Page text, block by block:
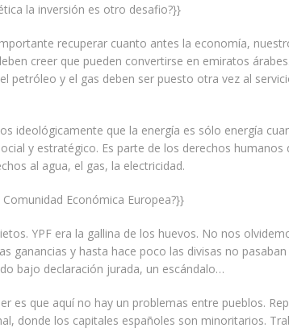
la inversión es otro desafio?}}
recuperar cuanto antes la economía,
creer que pueden convertirse en emiratos
petróleo y el gas deben ser puesto otra vez al
ideológicamente que la energía es sólo energía
y estratégico. Es parte de los derechos humanos
al agua, el gas, la electricidad.
Económica Europea?}}
YPF era la gallina de los huevos. No nos
ganancias y hasta hace poco las divisas no
bajo declaración jurada, un escándalo…
es que aquí no hay un problemas entre pueblos.
donde los capitales españoles son minoritarios.